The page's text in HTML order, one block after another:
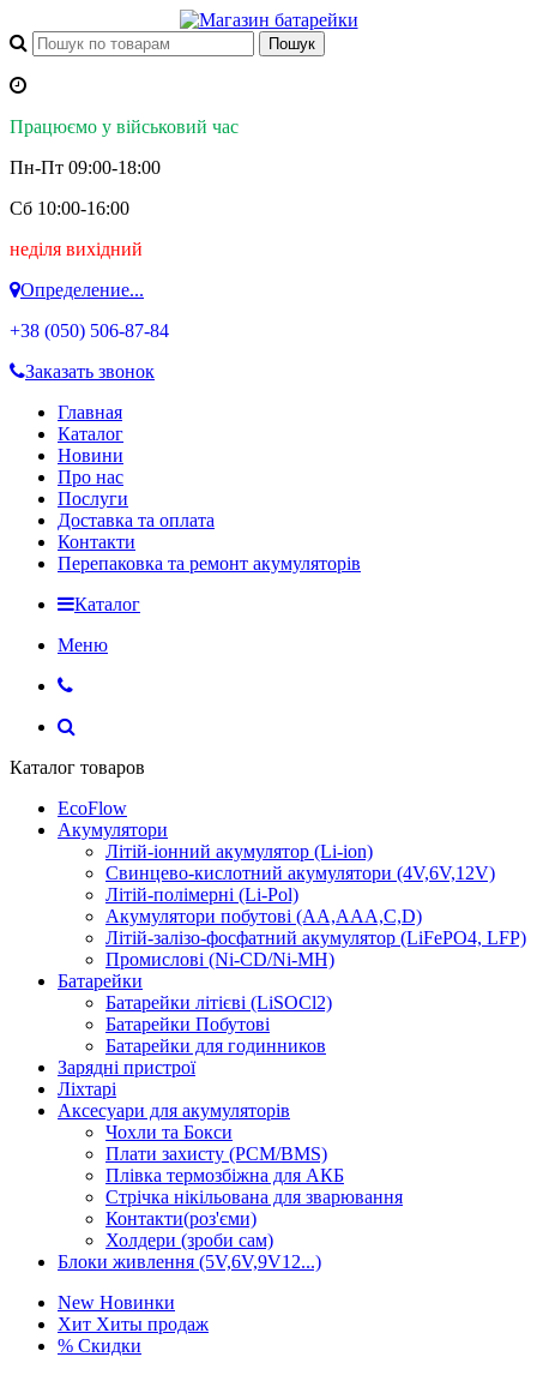
Працюємо у військовий час
Пн-Пт 09:00-18:00
Сб 10:00-16:00
неділя вихідний
Определение...
+38 (050) 506-87-84
Заказать звонок
Главная
Каталог
Новини
Про нас
Послуги
Доставка та оплата
Контакти
Перепаковка та ремонт акумуляторів
Каталог
Меню
Каталог товаров
EcoFlow
Акумулятори
Літій-іонний акумулятор (Li-ion)
Свинцево-кислотний акумулятори (4V,6V,12V)
Літій-полімерні (Li-Pol)
Акумулятори побутові (AA,AAA,C,D)
Літій-залізо-фосфатний акумулятор (LiFePO4, LFP)
Промислові (Ni-CD/Ni-MH)
Батарейки
Батарейки літієві (LiSOCl2)
Батарейки Побутові
Батарейки для годинников
Зарядні пристрої
Ліхтарі
Аксесуари для акумуляторів
Чохли та Бокси
Плати захисту (PCM/BMS)
Плівка термозбіжна для АКБ
Стрічка нікільована для зварювання
Контакти(роз'єми)
Холдери (зроби сам)
Блоки живлення (5V,6V,9V12...)
New Новинки
Хит Хиты продаж
% Скидки